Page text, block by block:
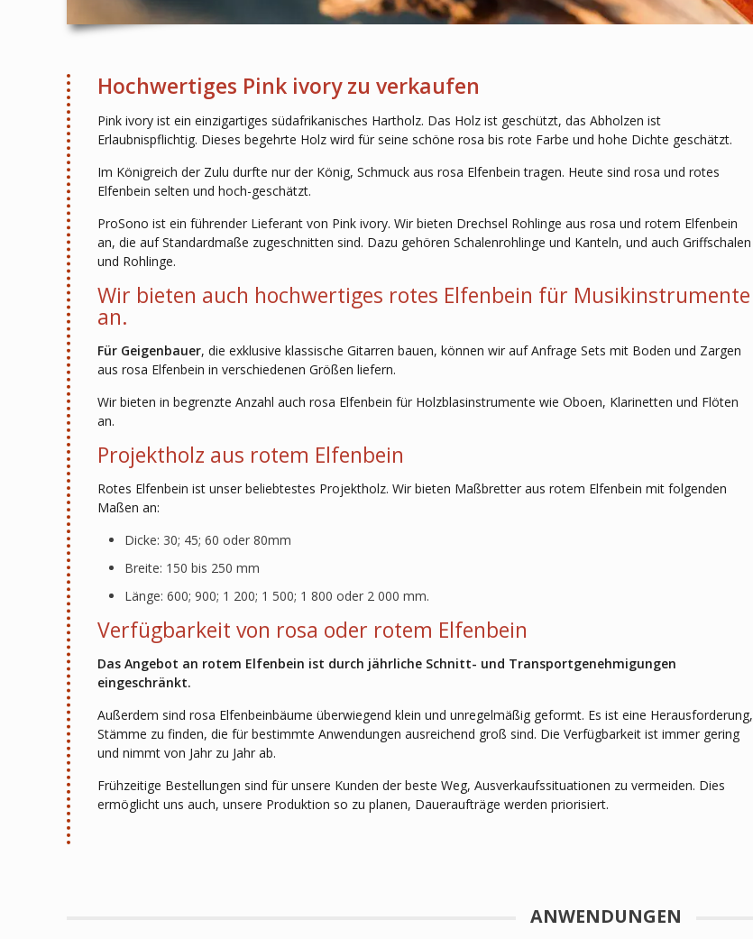
Hochwertiges Pink ivory zu verkaufen
Pink ivory ist ein einzigartiges südafrikanisches Hartholz. Das Holz ist geschützt, das Abholzen ist
Erlaubnispflichtig. Dieses begehrte Holz wird für seine schöne rosa bis rote Farbe und hohe Dichte geschätzt.
Im Königreich der Zulu durfte nur der König, Schmuck aus rosa Elfenbein tragen. Heute sind rosa und rotes
Elfenbein selten und hoch-geschätzt.
ProSono ist ein führender Lieferant von Pink ivory. Wir bieten Drechsel Rohlinge aus rosa und rotem Elfenbein
an, die auf Standardmaße zugeschnitten sind. Dazu gehören Schalenrohlinge und Kanteln, und auch Griffschalen
und Rohlinge.
Wir bieten auch hochwertiges rotes Elfenbein für Musikinstrumente
an.
Für Geigenbauer, die exklusive klassische Gitarren bauen, können wir auf Anfrage Sets mit Boden und Zargen
aus rosa Elfenbein in verschiedenen Größen liefern.
Wir bieten in begrenzte Anzahl auch rosa Elfenbein für Holzblasinstrumente wie Oboen, Klarinetten und Flöten
an.
Projektholz aus rotem Elfenbein
Rotes Elfenbein ist unser beliebtestes Projektholz. Wir bieten Maßbretter aus rotem Elfenbein mit folgenden
Maßen an:
Dicke: 30; 45; 60 oder 80mm
Breite: 150 bis 250 mm
Länge: 600; 900; 1 200; 1 500; 1 800 oder 2 000 mm.
Verfügbarkeit von rosa oder rotem Elfenbein
Das Angebot an rotem Elfenbein ist durch jährliche Schnitt- und Transportgenehmigungen
eingeschränkt.
Außerdem sind rosa Elfenbeinbäume überwiegend klein und unregelmäßig geformt. Es ist eine Herausforderung,
Stämme zu finden, die für bestimmte Anwendungen ausreichend groß sind. Die Verfügbarkeit ist immer gering
und nimmt von Jahr zu Jahr ab.
Frühzeitige Bestellungen sind für unsere Kunden der beste Weg, Ausverkaufssituationen zu vermeiden. Dies
ermöglicht uns auch, unsere Produktion so zu planen, Daueraufträge werden priorisiert.
ANWENDUNGEN